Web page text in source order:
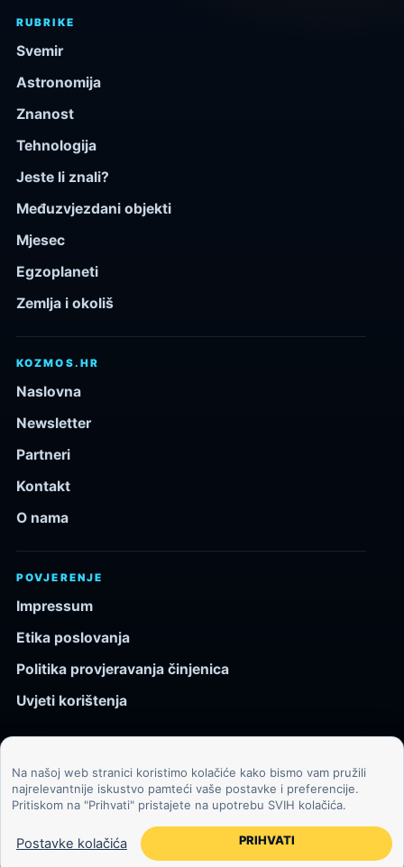
RUBRIKE
Svemir
Astronomija
Znanost
Tehnologija
Jeste li znali?
Međuzvjezdani objekti
Mjesec
Egzoplaneti
Zemlja i okoliš
KOZMOS.HR
Naslovna
Newsletter
Partneri
Kontakt
O nama
POVJERENJE
Impressum
Etika poslovanja
Politika provjeravanja činjenica
Uvjeti korištenja
© 2026 Kozmos.hr. Sva prava pridržana.
Svemir, znanost, tehnologija i velike ideje za znatiželjne
čitatelje.
Na našoj web stranici koristimo kolačiće kako bismo vam pružili
najrelevantnije iskustvo pamteći vaše postavke i preferencije.
Pritiskom na "Prihvati" pristajete na upotrebu SVIH kolačića.
Postavke kolačića PRIHVATI